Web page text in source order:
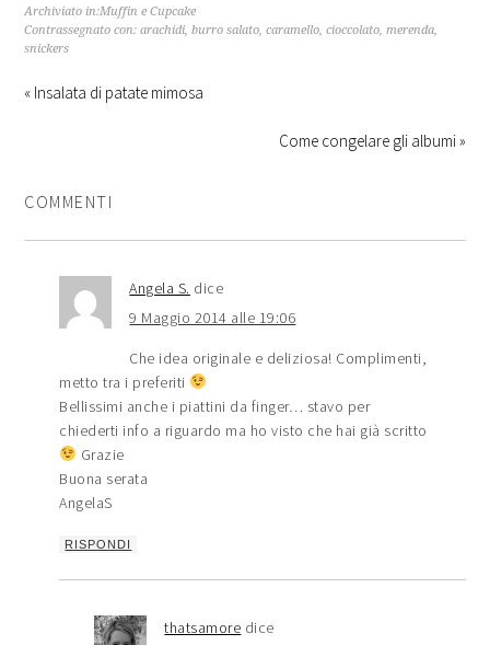
Archiviato in:Muffin e Cupcake
Contrassegnato con:arachidi,burro salato,caramello,cioccolato,merenda,
snickers
« Insalata di patate mimosa
Come congelare gli albumi »
COMMENTI
Angela S. dice
9 Maggio 2014 alle 19:06
Che idea originale e deliziosa! Complimenti,
metto tra i preferiti
Bellissimi anche i piattini da finger… stavo per
chiederti info a riguardo ma ho visto che hai già scritto
Grazie
Buona serata
AngelaS
RISPONDI
thatsamore dice